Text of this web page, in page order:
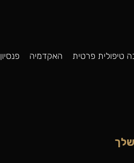
טיפולית פרטית האקדמיה פנסיון